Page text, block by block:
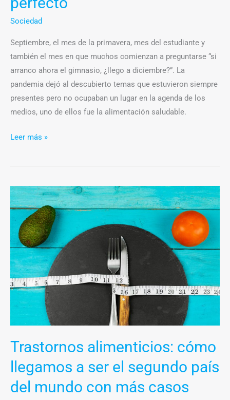
Sociedad
Septiembre, el mes de la primavera, mes del estudiante y
también el mes en que muchos comienzan a preguntarse “si
arranco ahora el gimnasio, ¿llego a diciembre?”. La
pandemia dejó al descubierto temas que estuvieron siempre
presentes pero no ocupaban un lugar en la agenda de los
medios, uno de ellos fue la alimentación saludable.
Leer más »
Trastornos alimenticios: cómo
llegamos a ser el segundo país
del mundo con más casos
Trastornos
alimenticios:
cómo
llegamos
a
ser
el
segundo
país
con
más
casos